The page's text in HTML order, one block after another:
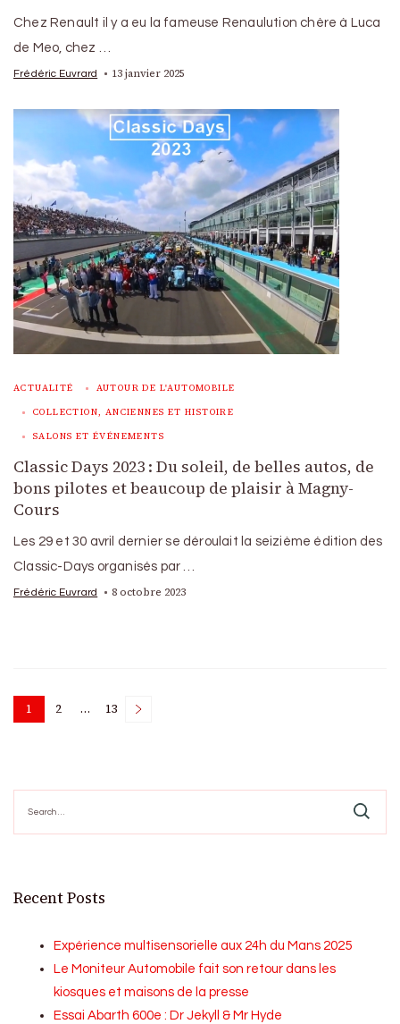
Chez Renault il y a eu la fameuse Renaulution chère à Luca
de Meo, chez …
Frédéric Euvrard 13 janvier 2025
ACTUALITÉ AUTOUR DE L'AUTOMOBILE
COLLECTION, ANCIENNES ET HISTOIRE
SALONS ET ÉVÉNEMENTS
Classic Days 2023 : Du soleil, de belles autos, de
bons pilotes et beaucoup de plaisir à Magny-
Cours
Les 29 et 30 avril dernier se déroulait la seizième édition des
Classic-Days organisés par …
Frédéric Euvrard 8 octobre 2023
Posts
Page
1 Page
2 … Page
13
for:
Recent Posts
Expérience multisensorielle aux 24h du Mans 2025
Le Moniteur Automobile fait son retour dans les
kiosques et maisons de la presse
Essai Abarth 600e : Dr Jekyll & Mr Hyde